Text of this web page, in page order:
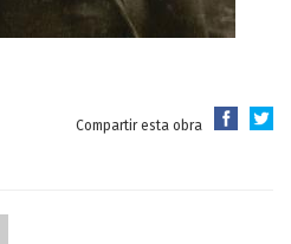
Compartir esta obra